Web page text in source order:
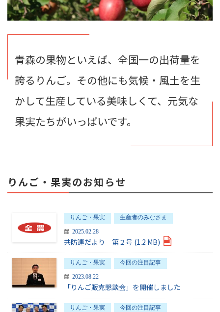
青森の果物といえば、全国一の出荷量を
誇るりんご。その他にも気候・風土を生
かして生産している美味しくて、元気な
果実たちがいっぱいです。
りんご・果実のお知らせ
りんご・果実 生産者のみなさま
2025.02.28
共防連だより 第２号 (1.2 MB)
りんご・果実 今回の注目記事
2023.08.22
「りんご販売懇談会」を開催しました
りんご・果実
今回の注目記事